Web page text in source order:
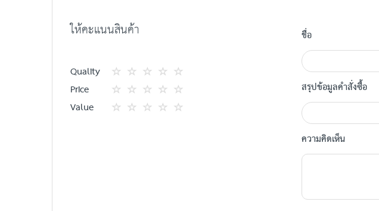
images
galleryให้คะแนนสินค้า
Quality
1
star
2
ดาว
3
ดาว
4
ดาว
5
ดาว
Price
1
2
3
4
5
Value
ชื่อ
สรุปข้อมูลคำสั่งซื้อ
ความคิดเห็น